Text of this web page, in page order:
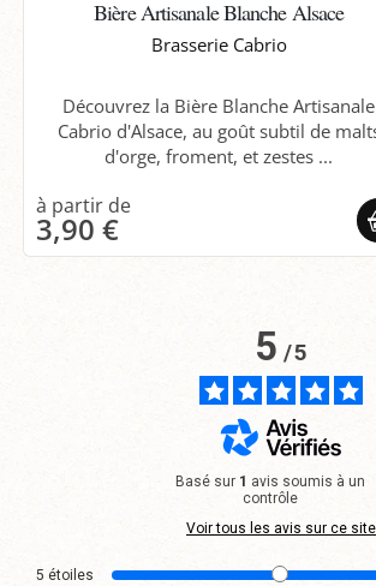
Bière Artisanale Blanche Alsace
Brasserie Cabrio
Découvrez la Bière Blanche Artisanale
Cabrio d'Alsace, au goût subtil de
d'orge, froment, et zestes ...
3,90 €
5/5
Basé sur 1 avis soumis à un
contrôle
Voir tous les avis sur ce site
5 étoiles